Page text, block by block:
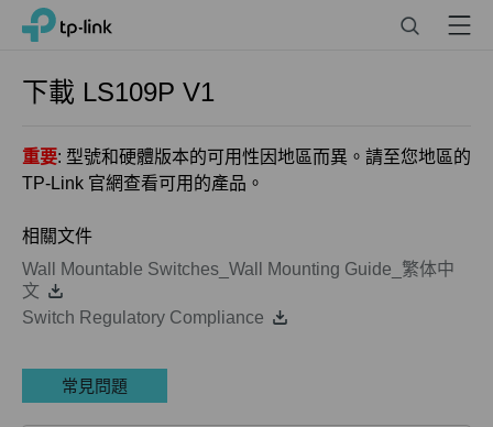
Click
navigation
TP-Link, Reliably Smart Menu
下載 LS109P V1
重要: 型號和硬體版本的可用性因地區而異。請至您地區的
TP-Link 官網查看可用的產品。
相關文件
Wall Mountable Switches_Wall Mounting Guide_繁体中
文
Switch Regulatory Compliance
常見問題